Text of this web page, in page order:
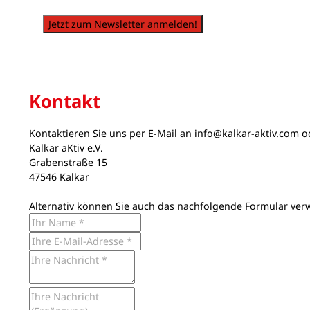
Jetzt zum Newsletter anmelden!
Kontakt
Kontaktieren Sie uns per E-Mail an info@kalkar-aktiv.com
Kalkar aKtiv e.V.
Grabenstraße 15
47546 Kalkar
Alternativ können Sie auch das nachfolgende Formular